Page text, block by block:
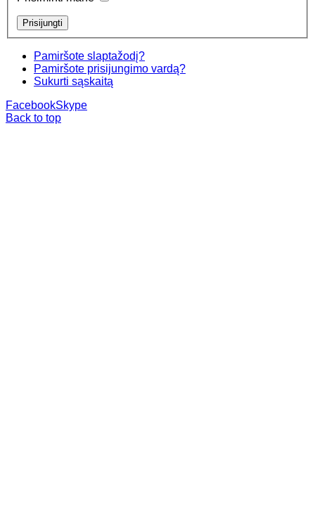
Pamiršote slaptažodį?
Pamiršote prisijungimo vardą?
Sukurti sąskaitą
FacebookSkype
Back to top